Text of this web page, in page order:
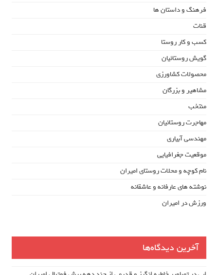
فرهنگ و داستان ها
قنات
کسب و کار روستا
گویش روستائیان
محصولات کشاورزی
مشاهیر و بزرگان
منتخب
مهاجرت روستائیان
مهندسی آبیاری
موقعیت جغرافیایی
نام کوچه و محلات روستای امیران
نوشته های عارفانه و عاشقانه
ورزش در امیران
آخرین دیدگاه‌ها